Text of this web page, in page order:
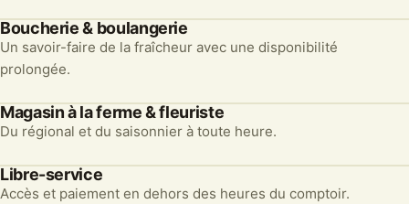
Boucherie & boulangerie
Un savoir-faire de la fraîcheur avec une disponibilité
prolongée.
Magasin à la ferme & fleuriste
Du régional et du saisonnier à toute heure.
Libre-service
Accès et paiement en dehors des heures du comptoir.